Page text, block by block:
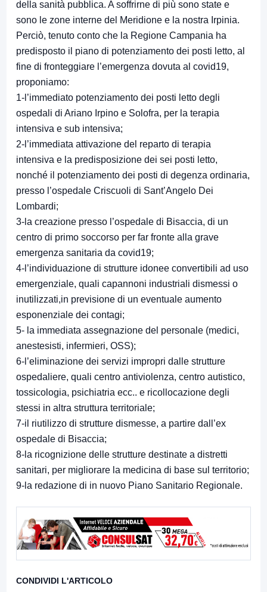
della sanità pubblica. A soffrirne di più sono state e
sono le zone interne del Meridione e la nostra Irpinia.
Perciò, tenuto conto che la Regione Campania ha
predisposto il piano di potenziamento dei posti letto, al
fine di fronteggiare l’emergenza dovuta al covid19,
proponiamo:
1-l’immediato potenziamento dei posti letto degli
ospedali di Ariano Irpino e Solofra, per la terapia
intensiva e sub intensiva;
2-l’immediata attivazione del reparto di terapia
intensiva e la predisposizione dei sei posti letto,
nonché il potenziamento dei posti di degenza ordinaria,
presso l’ospedale Criscuoli di Sant’Angelo Dei
Lombardi;
3-la creazione presso l’ospedale di Bisaccia, di un
centro di primo soccorso per far fronte alla grave
emergenza sanitaria da covid19;
4-l’individuazione di strutture idonee convertibili ad uso
emergenziale, quali capannoni industriali dismessi o
inutilizzati,in previsione di un eventuale aumento
esponenziale dei contagi;
5- la immediata assegnazione del personale (medici,
anestesisti, infermieri, OSS);
6-l’eliminazione dei servizi impropri dalle strutture
ospedaliere, quali centro antiviolenza, centro autistico,
tossicologia, psichiatria ecc.. e ricollocazione degli
stessi in altra struttura territoriale;
7-il riutilizzo di strutture dismesse, a partire dall’ex
ospedale di Bisaccia;
8-la ricognizione delle strutture destinate a distretti
sanitari, per migliorare la medicina di base sul territorio;
9-la redazione di in nuovo Piano Sanitario Regionale.
CONDIVIDI L'ARTICOLO